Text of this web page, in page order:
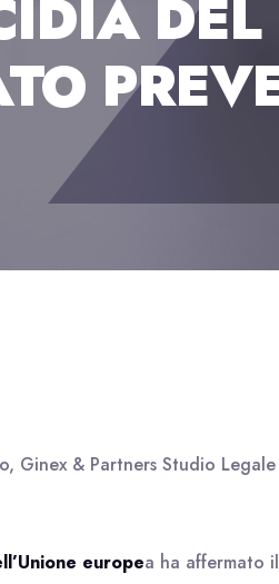
Ginex & Partners Studio Legale
europea ha affermato il